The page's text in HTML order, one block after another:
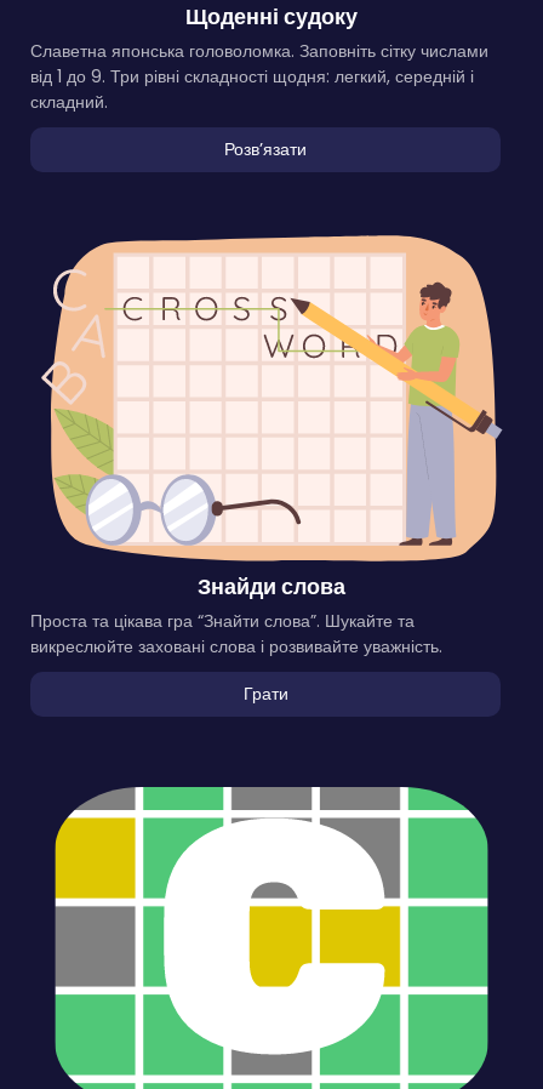
Щоденні судоку
Славетна японська головоломка. Заповніть сітку числами
від 1 до 9. Три рівні складності щодня: легкий, середній і
складний.
Розвʼязати
Знайди слова
Проста та цікава гра “Знайти слова”. Шукайте та
викреслюйте заховані слова і розвивайте уважність.
Грати